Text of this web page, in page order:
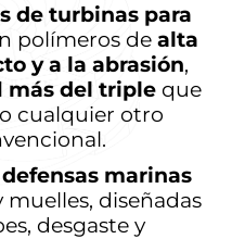
de turbinas para
polímeros de alta
y a la abrasión,
más del tripleque
cualquier otro
defensas marinas
diseñadas
desgaste y